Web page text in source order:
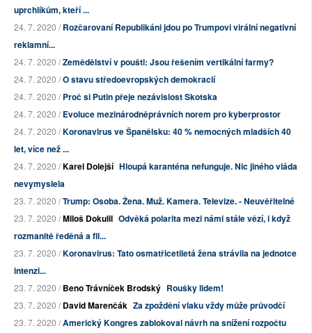
uprchlíkům, kteří ...
24. 7. 2020 /Rozčarovaní Republikáni jdou po Trumpovi virální negativní
reklamní...
24. 7. 2020 /Zemědělství v poušti: Jsou řešením vertikální farmy?
24. 7. 2020 /O stavu středoevropských demokracií
24. 7. 2020 /Proč si Putin přeje nezávislost Skotska
24. 7. 2020 /Evoluce mezinárodněprávních norem pro kyberprostor
24. 7. 2020 /Koronavirus ve Španělsku: 40 % nemocných mladších 40
let, více než ...
24. 7. 2020 /Karel Dolejší Hloupá karanténa nefunguje. Nic jiného vláda
nevymyslela
23. 7. 2020 /Trump: Osoba. Žena. Muž. Kamera. Televize. - Neuvěřitelné
23. 7. 2020 /Miloš Dokulil Odvěká polarita mezi námi stále vězí, i když
rozmanitě ředěná a fil...
23. 7. 2020 /Koronavirus: Tato osmatřicetiletá žena strávila na jednotce
intenzi...
23. 7. 2020 /Beno Trávníček Brodský Roušky lidem!
23. 7. 2020 /David Marenčák Za zpoždění vlaku vždy může průvodčí
23. 7. 2020 /Americký Kongres zablokoval návrh na snížení rozpočtu